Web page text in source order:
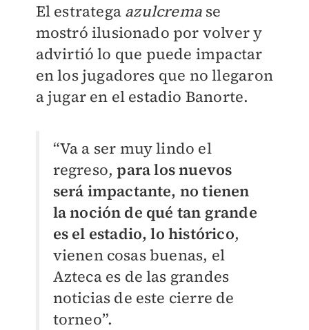
El estratega azulcrema se
mostró ilusionado por volver y
advirtió lo que puede impactar
en los jugadores que no llegaron
a jugar en el estadio Banorte.
“Va a ser muy lindo el
regreso, para los nuevos
será impactante, no tienen
la noción de qué tan grande
es el estadio, lo histórico,
vienen cosas buenas, el
Azteca es de las grandes
noticias de este cierre de
torneo”.